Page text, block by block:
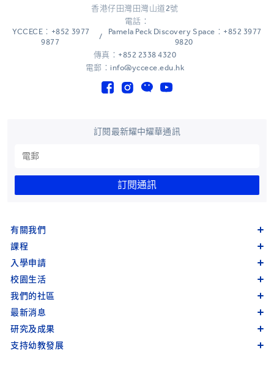
香港仔田灣田灣山道2號
電話：
YCCECE：+852 3977
9877
/
Pamela Peck Discovery Space：+852 3977
9820
傳真：+852 2338 4320
電郵：info@yccece.edu.hk
訂閱最新耀中耀華通訊
訂閱通訊
有關我們
課程
入學申請
校園生活
我們的社區
最新消息
研究及成果
支持幼教發展